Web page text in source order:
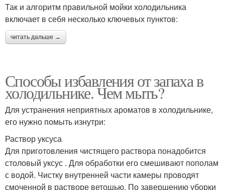
Так и алгоритм правильной мойки холодильника
включает в себя несколько ключевых пунктов:
читать дальше →
Способы избавления от запаха в
холодильнике. Чем мыть?
Для устранения неприятных ароматов в холодильнике,
его нужно помыть изнутри:
Раствор уксуса
Для приготовления чистящего раствора понадобится
столовый уксус . Для обработки его смешивают пополам
с водой. Чистку внутренней части камеры проводят
смоченной в растворе ветошью. По завершению уборки